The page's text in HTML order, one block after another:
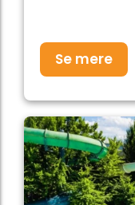
Se mere